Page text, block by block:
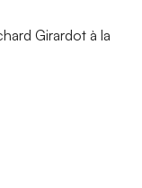
Girardot à la